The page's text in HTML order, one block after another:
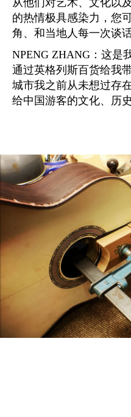
从他们对艺术、文化以
的热情极具感染力，您
角、和当地人每一次谈
NPENG ZHANG：这是
通过英格列斯百货给我
城市我之前从未想过存
给中国游客的文化、历